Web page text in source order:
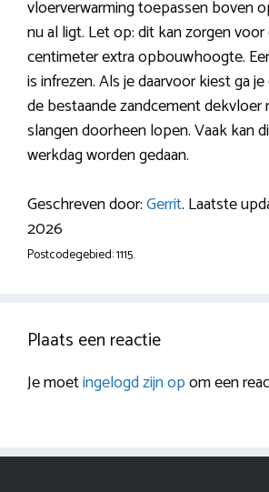
vloerverwarming toepassen boven
nu al ligt. Let op: dit kan zorgen voor
centimeter extra opbouwhoogte.
is infrezen. Als je daarvoor kiest ga
de bestaande zandcement dekvloer
slangen doorheen lopen. Vaak kan
werkdag worden gedaan.
Geschreven door:Gerrit. Laatste
2026
Postcodegebied: 1115.
Plaats een reactie
Je moetingelogd zijn opom een